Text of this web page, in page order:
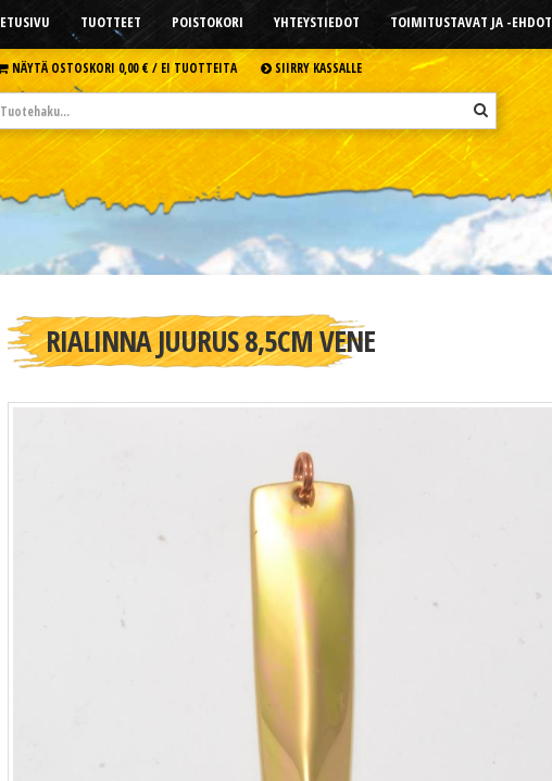
ETUSIVU TUOTTEET POISTOKORI YHTEYSTIEDOT TOIMITUSTAVAT JA -EHDOT
NÄYTÄ OSTOSKORI 0,00 € /EI TUOTTEITA SIIRRY KASSALLE
RIALINNA JUURUS 8,5CM VENE